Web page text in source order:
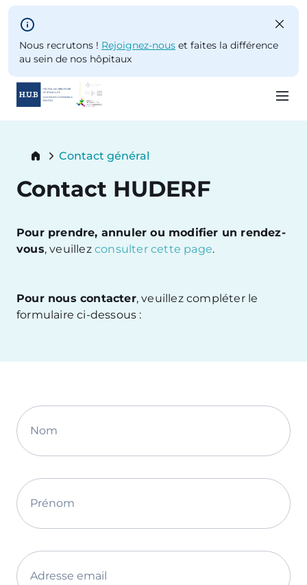
Skip to main content
Nous recrutons ! Rejoignez-nous et faites la différence
au sein de nos hôpitaux
content
Breadcrumb
Contact général
Contact HUDERF
Pour prendre, annuler ou modifier un rendez-
vous, veuillezconsulter cette page.
Pour nous contacter, veuillez compléter le
formulaire ci-dessous :
Nom
Prénom
Adresse email